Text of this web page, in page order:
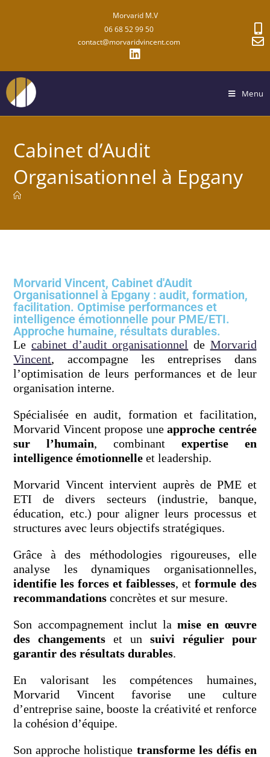
Morvarid M.V
06 68 52 99 50
contact@morvaridvincent.com
Menu
Cabinet d’Audit
Organisationnel à Epgany
Morvarid Vincent, Cabinet d'Audit
Organisationnel à Epgany : audit, formation,
facilitation. Optimise performances et
intelligence émotionnelle pour PME/ETI.
Approche humaine, résultats durables.
Lecabinet d’audit organisationnel de Morvarid
Vincent, accompagne les entreprises dans
l’optimisation de leurs performances et de leur
organisation interne.
Spécialisée en audit, formation et facilitation,
Morvarid Vincent propose uneapproche centrée
sur l’humain, combinant expertise en
intelligence émotionnelle et leadership.
Morvarid Vincent intervient auprès de PME et
ETI de divers secteurs (industrie, banque,
éducation, etc.) pour aligner leurs processus et
structures avec leurs objectifs stratégiques.
Grâce à des méthodologies rigoureuses, elle
analyse les dynamiques organisationnelles,
identifie les forces et faiblesses, et formule des
recommandations concrètes et sur mesure.
Son accompagnement inclut lamise en œuvre
des changements et un suivi régulier pour
garantir des résultats durables.
En valorisant les compétences humaines,
Morvarid Vincent favorise une culture
d’entreprise saine, booste la créativité et renforce
la cohésion d’équipe.
Son approche holistique transforme les défis en